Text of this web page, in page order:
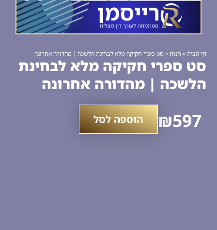
הבית »חנות »סט ספרי חקיקה מלא לבחינת הלשכה | מהדורה אחרונה
ספרי חקיקה מלא לבחינת
| מהדורה אחרונה
₪597
של
הוספה לסל